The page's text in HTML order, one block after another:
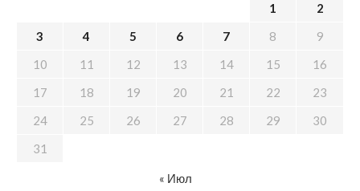
1
2
3
4 5 6 7 8
9
10
11 12 13 14 15
16
17
18 19 20 21 22
23
24
25 26 27 28 29
30
31
« Июл